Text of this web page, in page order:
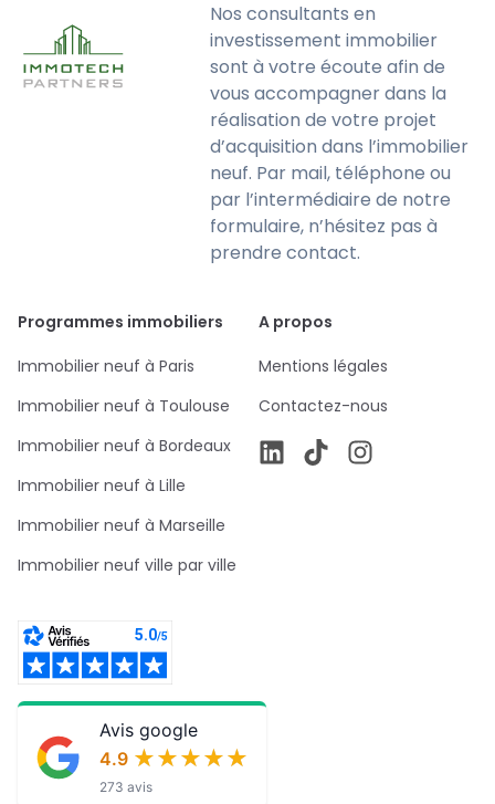
Nos consultants en
investissement immobilier
sont à votre écoute afin de
vous accompagner dans la
réalisation de votre projet
d’acquisition dans l’immobilier
neuf. Par mail, téléphone ou
par l’intermédiaire de notre
formulaire, n’hésitez pas à
prendre contact.
Programmes immobiliers
Immobilier neuf à Paris
Immobilier neuf à Toulouse
Immobilier neuf à Bordeaux
Immobilier neuf à Lille
Immobilier neuf à Marseille
Immobilier neuf ville par ville
A propos
Mentions légales
Contactez-nous
Avis google
4.9 ★★★★★
★★★★★
273 avis